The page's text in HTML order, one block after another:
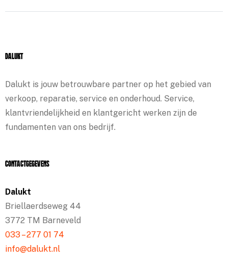
Dalukt
Dalukt is jouw betrouwbare partner op het gebied van
verkoop, reparatie, service en onderhoud. Service,
klantvriendelijkheid en klantgericht werken zijn de
fundamenten van ons bedrijf.
Contactgegevens
Dalukt
Briellaerdseweg 44
3772 TM Barneveld
033 – 277 01 74
info@dalukt.nl